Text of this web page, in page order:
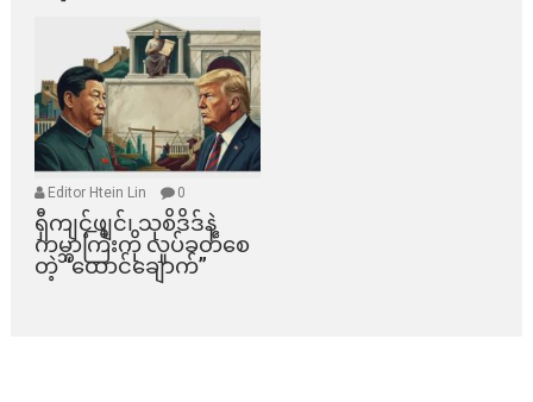
Editor Htein Lin 0
ရှီကျင့်ဖျင်၊ သုစိဒိဒ်နဲ့
ကမ္ဘာကြီးကို လှုပ်ခတ်စေ
တဲ့ “ထောင်ချောက်”